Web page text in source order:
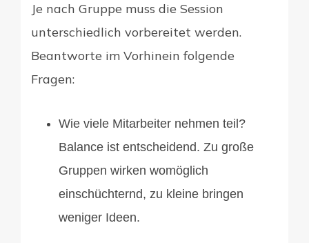
Je nach Gruppe muss die Session
unterschiedlich vorbereitet werden.
Beantworte im Vorhinein folgende
Fragen:
Wie viele Mitarbeiter nehmen teil?
Balance ist entscheidend. Zu große
Gruppen wirken womöglich
einschüchternd, zu kleine bringen
weniger Ideen.